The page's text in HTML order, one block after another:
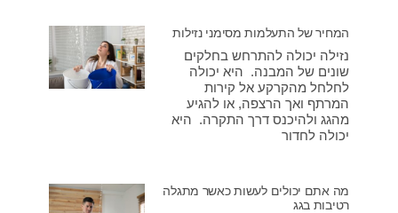
המחיר של התעלמות מסימני נזילות
נזילה יכולה להתרחש בחלקים
שונים של המבנה. היא יכולה
לחלחל מהקרקע אל קירות
המרתף ואך הרצפה, או להגיע
מהגג ולהיכנס דרך התקרה. היא
יכולה לחדור
מה אתם יכולים לעשות כאשר מתגלה
רטיבות בגג